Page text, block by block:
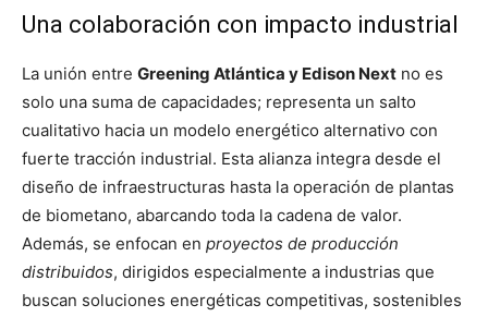
Una colaboración con impacto industrial
La unión entre Greening Atlántica y Edison Next no es
solo una suma de capacidades; representa un salto
cualitativo hacia un modelo energético alternativo con
fuerte tracción industrial. Esta alianza integra desde el
diseño de infraestructuras hasta la operación de plantas
de biometano, abarcando toda la cadena de valor.
Además, se enfocan en proyectos de producción
distribuidos, dirigidos especialmente a industrias que
buscan soluciones energéticas competitivas, sostenibles